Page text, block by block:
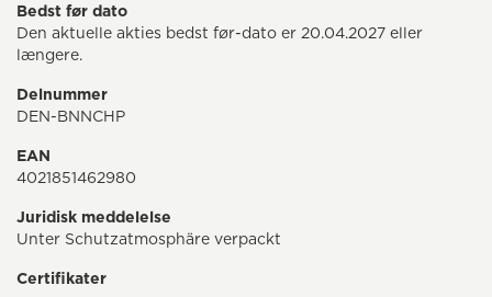
Bedst før dato
Den aktuelle akties bedst før-dato er 20.04.2027 eller
længere.
Delnummer
DEN-BNNCHP
EAN
4021851462980
Juridisk meddelelse
Unter Schutzatmosphäre verpackt
Certifikater